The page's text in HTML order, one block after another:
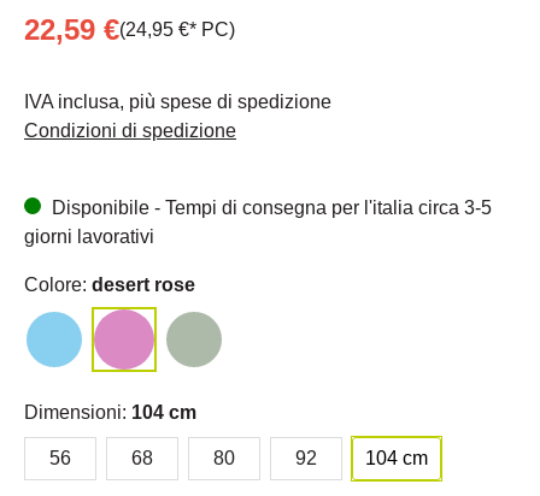
22,59 €(24,95 €* PC)
IVA inclusa, più spese di spedizione
Condizioni di spedizione
Disponibile - Tempi di consegna per l'italia circa 3-5
giorni lavorativi
Colore: desert rose
Dimensioni: 104 cm
56 68 80 92 104 cm